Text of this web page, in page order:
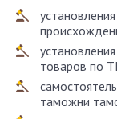
товаров по
таможни